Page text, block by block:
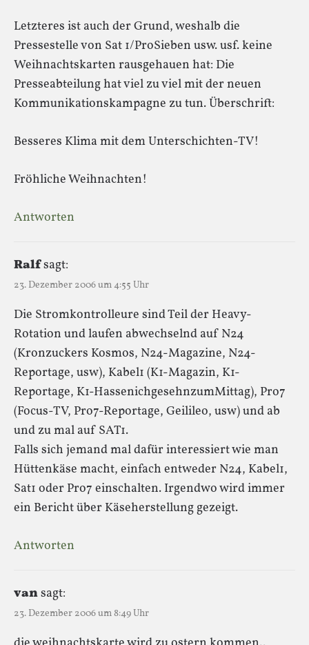
Letzteres ist auch der Grund, weshalb die
Pressestelle von Sat 1/ProSieben usw. usf. keine
Weihnachtskarten rausgehauen hat: Die
Presseabteilung hat viel zu viel mit der neuen
Kommunikationskampagne zu tun. Überschrift:
Besseres Klima mit dem Unterschichten-TV!
Fröhliche Weihnachten!
Antworten
Ralfsagt:
23. Dezember 2006 um 4:55 Uhr
Die Stromkontrolleure sind Teil der Heavy-
Rotation und laufen abwechselnd auf N24
(Kronzuckers Kosmos, N24-Magazine, N24-
Reportage, usw), Kabel1 (K1-Magazin, K1-
Reportage, K1-HassenichgesehnzumMittag), Pro7
(Focus-TV, Pro7-Reportage, Geilileo, usw) und ab
und zu mal auf SAT1.
Falls sich jemand mal dafür interessiert wie man
Hüttenkäse macht, einfach entweder N24, Kabel1,
Sat1 oder Pro7 einschalten. Irgendwo wird immer
ein Bericht über Käseherstellung gezeigt.
Antworten
vansagt:
23. Dezember 2006 um 8:49 Uhr